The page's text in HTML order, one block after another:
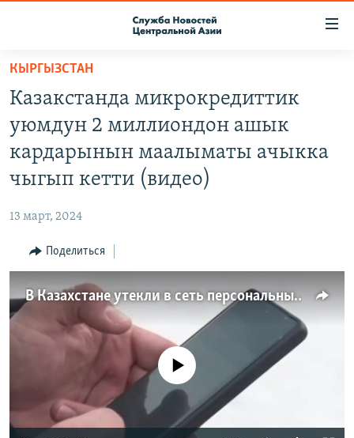
Вернуться
основному
содержанию
Вернутся
главной
Вернутся
поиску
КОНТАКТЫ
МИГРАНТ МЕДИА
КЫРГЫЗСТАН
Казакстанда микрокредиттик
уюмдун 2 миллиондон ашык
кардарынын маалыматы ачыкка
чыгып кетти (видео)
13 март, 2024
Поделиться
В Казахстане утекли в сеть персональные данные 2 млн пользователей. Что им грозит и к чему готовиться?
No media source currently available